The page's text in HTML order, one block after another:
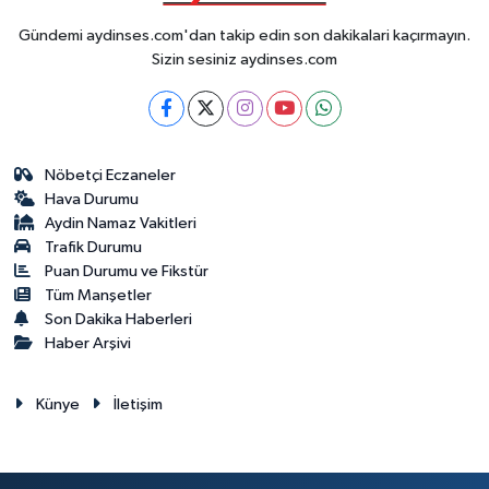
Gündemi aydinses.com'dan takip edin son dakikalari kaçırmayın.
Sizin sesiniz aydinses.com
Nöbetçi Eczaneler
Hava Durumu
Aydin Namaz Vakitleri
Trafik Durumu
Puan Durumu ve Fikstür
Tüm Manşetler
Son Dakika Haberleri
Haber Arşivi
Künye İletişim